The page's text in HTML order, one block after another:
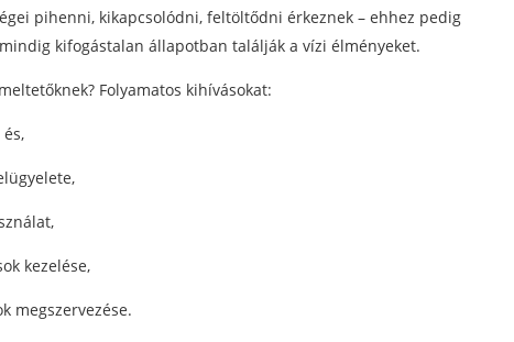
pihenni, kikapcsolódni, feltöltődni érkeznek – ehhez pedig
kifogástalan állapotban találják a vízi élményeket.
Folyamatos kihívásokat:
kezelése,
megszervezése.